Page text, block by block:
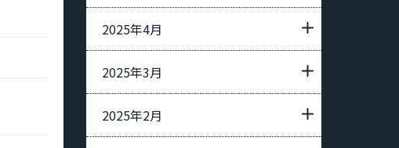
2025年4月
2025年3月
2025年2月